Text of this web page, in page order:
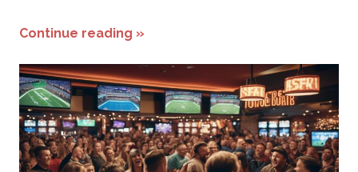
Continue reading »